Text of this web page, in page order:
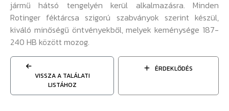
jármű hátsó tengelyén kerül alkalmazásra. Minden
Rotinger féktárcsa szigorú szabványok szerint készül,
kiváló minőségű öntvényekből, melyek keménysége 187-
240 HB között mozog.
VISSZA A TALÁLATI
LISTÁHOZ
ÉRDEKLŐDÉS